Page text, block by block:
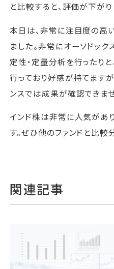
と比較すると、評価が下がり
本日は、非常に注目度の高
ました。非常にオーソドック
定性・定量分析を行ったり
行っており好感が持てます
ンスでは成果が確認できませ
インド株は非常に人気があ
す。ぜひ他のファンドと比較
関連記事